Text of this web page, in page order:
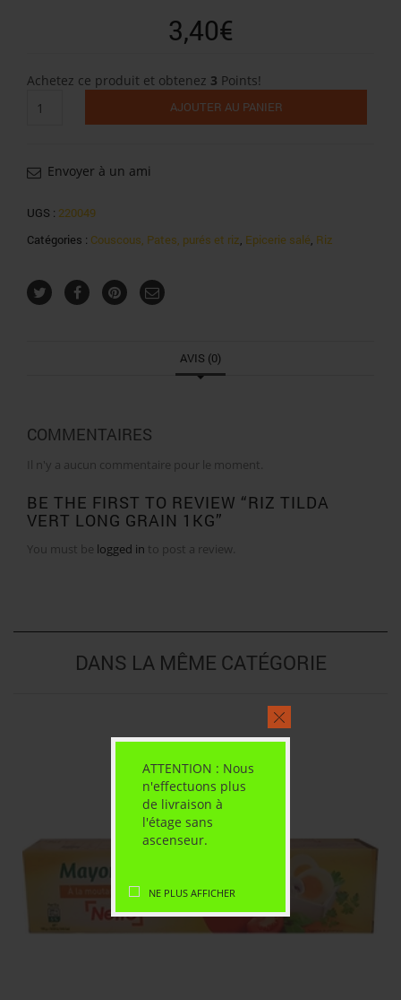
ATTENTION : Nous
n'effectuons plus
de livraison à
l'étage sans
ascenseur.
NE PLUS AFFICHER
3,40€
Achetez ce produit et obtenez 3 Points!
de
vert
grain
1kg
AJOUTER AU PANIER
Envoyer à un ami
UGS : 220049
Catégories : Couscous, Pates, purés et riz, Epicerie salé, Riz
AVIS (0)
COMMENTAIRES
Il n'y a aucun commentaire pour le moment.
BE THE FIRST TO REVIEW “RIZ TILDA
VERT LONG GRAIN 1KG”
You must be logged in to post a review.
DANS LA MÊME CATÉGORIE